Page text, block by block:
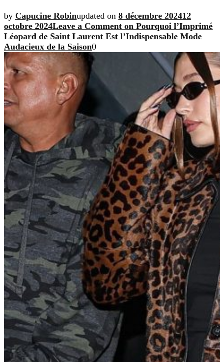
by Capucine Robinupdated on 8 décembre 202412
octobre 2024Leave a Comment on Pourquoi l’Imprimé
Léopard de Saint Laurent Est l’Indispensable Mode
Audacieux de la Saison0